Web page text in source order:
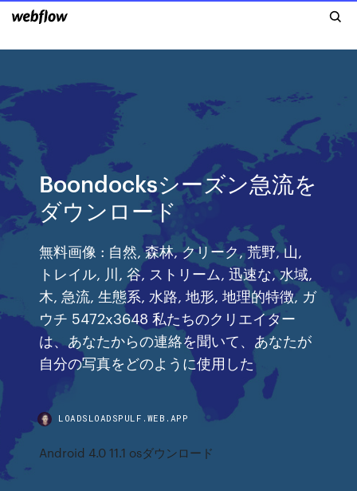
Boondocksシーズン急流を
ダウンロード
無料画像 : 自然, 森林, クリーク, 荒野, 山,
トレイル, 川, 谷, ストリーム, 迅速な, 水域,
木, 急流, 生態系, 水路, 地形, 地理的特徴, ガ
ウチ 5472x3648 私たちのクリエイター
は、あなたからの連絡を聞いて、あなたが
自分の写真をどのように使用した
LOADSLOADSPULF.WEB.APP
Android 4.0 11.1 osダウンロード